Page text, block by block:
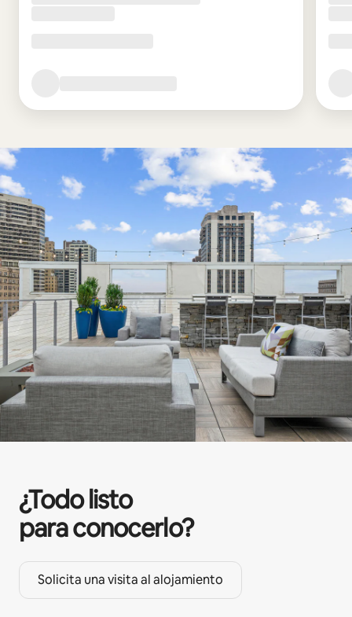
¿Todo listo
para conocerlo?
Solicita una visita al alojamiento